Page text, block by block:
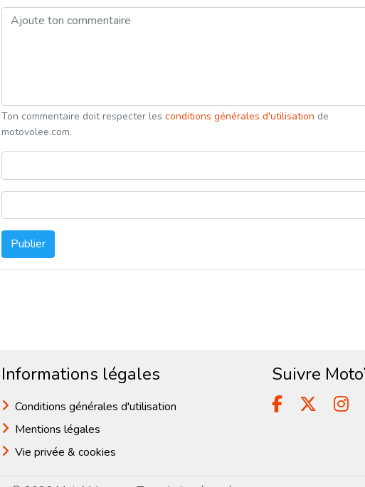
Ton commentaire doit respecter les conditions générales d'utilisation de
motovolee.com.
Publier
Informations légales
Conditions générales d'utilisation
Mentions légales
Vie privée & cookies
Suivre